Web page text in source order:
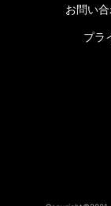
お問い
プラ